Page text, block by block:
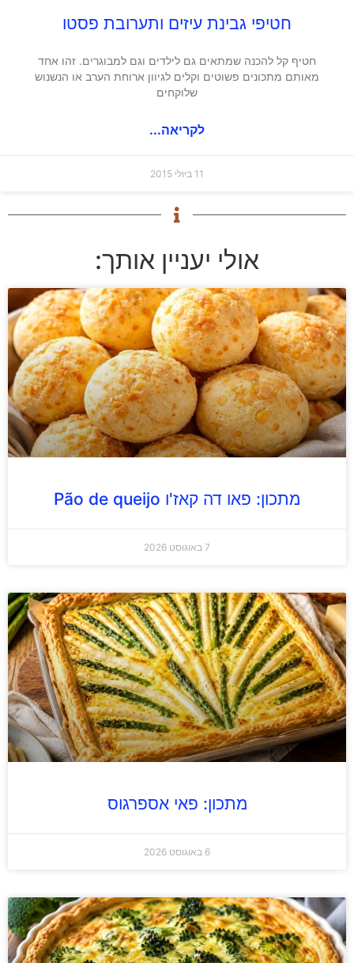
חטיפי גבינת עיזים ותערובת פסטו
חטיף קל להכנה שמתאים גם לילדים וגם למבוגרים. זהו אחד
מאותם מתכונים פשוטים וקלים לגיוון ארוחת הערב או הנשנוש
שלוקחים
לקריאה...
11 ביולי 2015
אולי יעניין אותך:
מתכון: פאו דה קאז'ו Pão de queijo
7 באוגוסט 2026
מתכון: פאי אספרגוס
6 באוגוסט 2026